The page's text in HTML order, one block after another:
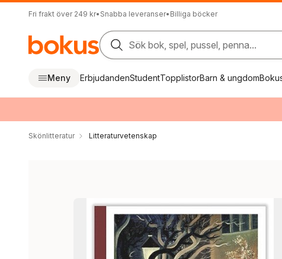
Fri frakt över 249 kr• Snabba leveranser• Billiga böcker
Sök bok, spel, pussel, penna...
Meny ErbjudandenStudentTopplistorBarn & ungdom
Skönlitteratur Litteraturvetenskap